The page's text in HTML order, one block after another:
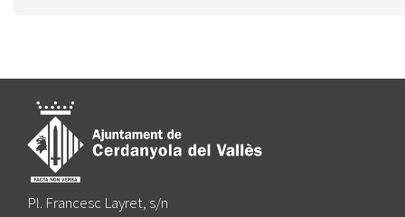
Pl. Francesc Layret, s/n